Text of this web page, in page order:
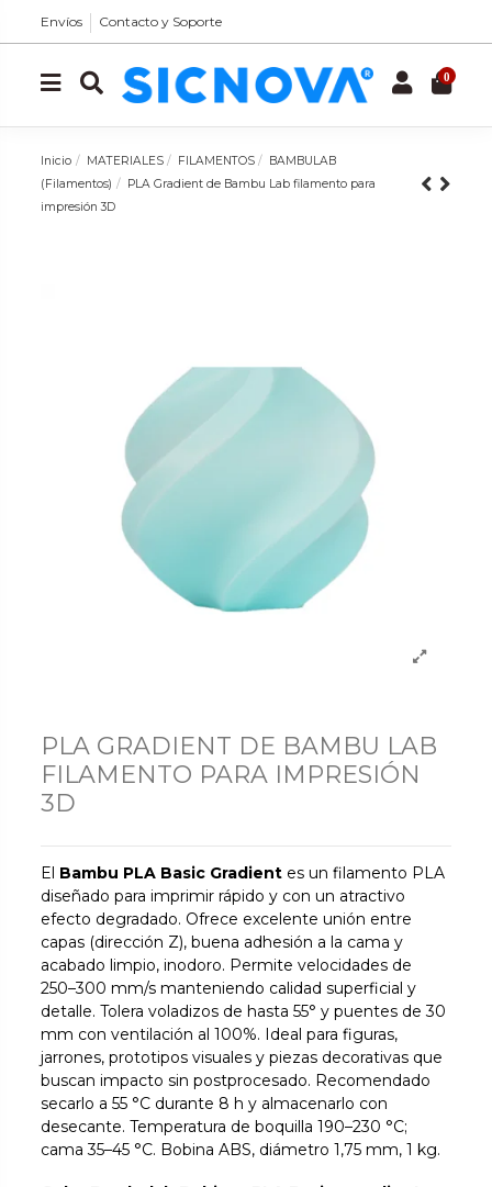
Envíos Contacto y Soporte
0
Inicio MATERIALES FILAMENTOS
BAMBULAB
(Filamentos)
PLA Gradient de Bambu Lab filamento para
impresión 3D
PLA GRADIENT DE BAMBU LAB
FILAMENTO PARA IMPRESIÓN
3D
El Bambu PLA Basic Gradient es un filamento PLA
diseñado para imprimir rápido y con un atractivo
efecto degradado. Ofrece excelente unión entre
capas (dirección Z), buena adhesión a la cama y
acabado limpio, inodoro. Permite velocidades de
250–300 mm/s manteniendo calidad superficial y
detalle. Tolera voladizos de hasta 55° y puentes de 30
mm con ventilación al 100%. Ideal para figuras,
jarrones, prototipos visuales y piezas decorativas que
buscan impacto sin postprocesado. Recomendado
secarlo a 55 °C durante 8 h y almacenarlo con
desecante. Temperatura de boquilla 190–230 °C;
cama 35–45 °C. Bobina ABS, diámetro 1,75 mm, 1 kg.